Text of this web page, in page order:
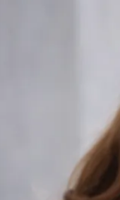
Gesetzliche
Vorsorge &
Interne